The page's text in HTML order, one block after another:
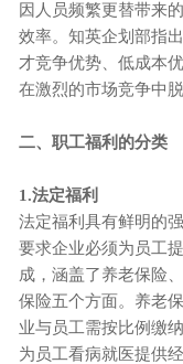
因人员频繁更替带来
效率。知英企划部指
才竞争优势、低成本
在激烈的市场竞争中脱
二、职工福利的分类
1.法定福利
法定福利具有鲜明的
要求企业必须为员工
成，涵盖了养老保险
保险五个方面。养老
业与员工需按比例缴
为员工看病就医提供